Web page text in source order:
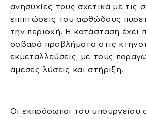
ανησυχίες τους σχετικά με τις
επιπτώσεις του αφθώδους
την περιοχή. Η κατάσταση έχει
σοβαρά προβλήματα στις
εκμεταλλεύσεις, με τους
άμεσες λύσεις και στήριξη.
Οι εκπρόσωποι του υπουργείου